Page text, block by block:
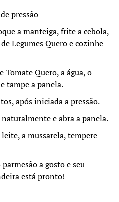
pressão
a manteiga, frite a cebola,
Legumes Quero e cozinhe
Tomate Quero, a água, o
tampe a panela.
após iniciada a pressão.
naturalmente e abra a panela.
a mussarela, tempere
a gosto e seu
está pronto!